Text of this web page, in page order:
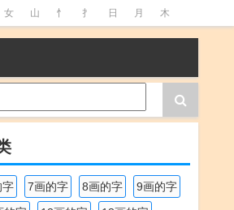
女 山 忄 扌 日 月 木
竹 糹 艹 虫 言 足
字 7画的字 8画的字
9画的字